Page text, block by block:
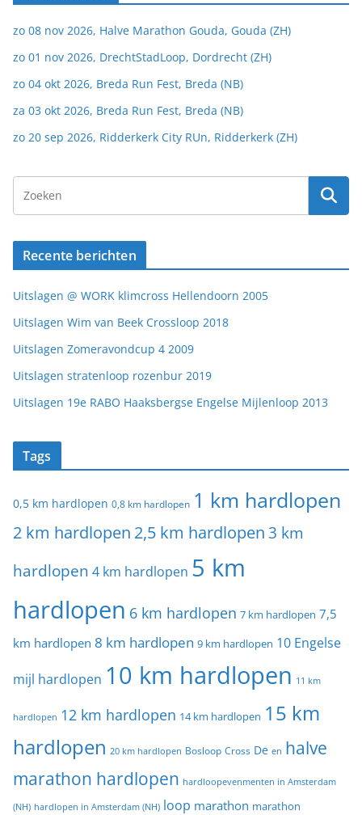
zo 08 nov 2026, Halve Marathon Gouda, Gouda (ZH)
zo 01 nov 2026, DrechtStadLoop, Dordrecht (ZH)
zo 04 okt 2026, Breda Run Fest, Breda (NB)
za 03 okt 2026, Breda Run Fest, Breda (NB)
zo 20 sep 2026, Ridderkerk City RUn, Ridderkerk (ZH)
Recente berichten
Uitslagen @ WORK klimcross Hellendoorn 2005
Uitslagen Wim van Beek Crossloop 2018
Uitslagen Zomeravondcup 4 2009
Uitslagen stratenloop rozenbur 2019
Uitslagen 19e RABO Haaksbergse Engelse Mijlenloop 2013
Tags
0,5 km hardlopen 0,8 km hardlopen 1 km hardlopen
2 km hardlopen 2,5 km hardlopen 3 km
hardlopen 4 km hardlopen 5 km
hardlopen 6 km hardlopen 7 km hardlopen 7,5
km hardlopen 8 km hardlopen 9 km hardlopen 10 Engelse
mijl hardlopen 10 km hardlopen 11 km
hardlopen 12 km hardlopen 14 km hardlopen 15 km
hardlopen 20 km hardlopen Bosloop Cross De en halve
marathon hardlopen hardloopevenmenten in Amsterdam
(NH) hardlopen in Amsterdam (NH) loop marathon marathon